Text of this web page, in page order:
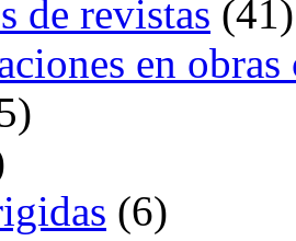
de revistas (41)
en
(6)